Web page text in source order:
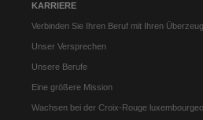
KARRIERE
Verbinden Sie Ihren Beruf mit Ihren
Unser Versprechen
Unsere Berufe
Eine größere Mission
Wachsen bei der Croix-Rouge